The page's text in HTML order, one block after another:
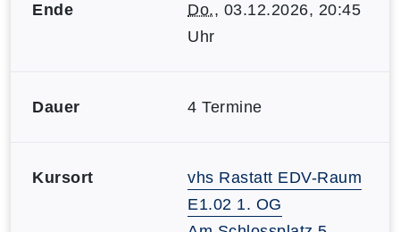
Ende Do., 03.12.2026, 20:45
Uhr
Dauer 4 Termine
Kursort
vhs Rastatt EDV-Raum
E1.02 1. OG